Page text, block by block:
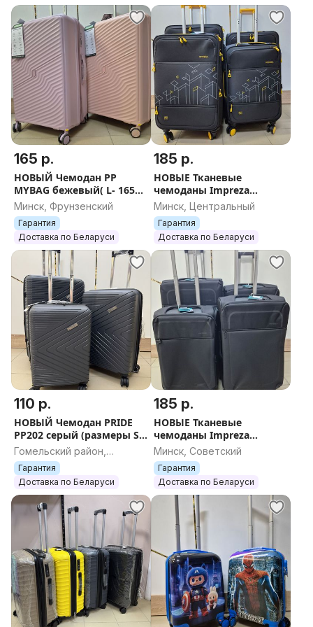
Наш магазин НАХОДИТСЯ:
МОГИЛЕВ, ул. Симонова 2a
( Гребенёвский Рынок) в центре рынка, возле
администрации
РЕЖИМ РАБОТЫ:
понедельник- ВЫХОДНОЙ
вторник- воскресенье с 9.00 до - 16.00
...............................................................................
Смотрите все объявления продавца! У нас много
интересных товаров
165 р.
НОВЫЙ Чемодан PP
MYBAG бежевый( L- 165
бел.руб) + БЕСПЛАТНАЯ
ОТПРАВКА
Минск, Фрунзенский
Гарантия
Доставка по Беларуси
185 р.
НОВЫЕ Тканевые
чемоданы Impreza
(размер M, L, XL, XXL) с
расширением +
БЕСПЛАТНАЯ ОТПРАВКА
Минск, Центральный
Гарантия
Доставка по Беларуси
110 р.
НОВЫЙ Чемодан PRIDE
PP202 серый (размеры S,
M, L) + БЕСПЛАТНАЯ
ДОСТАВКА ПО БЕЛАРУСИ
Гомельский район,
Гомельская область
Гарантия
Доставка по Беларуси
185 р.
НОВЫЕ Тканевые
чемоданы Impreza
(размер M, L, XL, XXL) с
расширением +
БЕСПЛАТНАЯ ОТПРАВКА
Минск, Советский
Гарантия
Доставка по Беларуси